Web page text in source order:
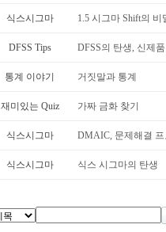
식스시그마 1.5 시그마 Shift의 비
DFSS Tips DFSS의 탄생, 신제
통계 이야기 거짓말과 통계
재미있는 Quiz 가짜 금화 찾기
식스시그마 DMAIC, 문제해결
식스시그마 식스 시그마의 탄생